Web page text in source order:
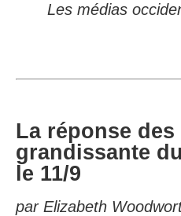
Les médias
La réponse
grandissante
le 11/9
par Elizabeth